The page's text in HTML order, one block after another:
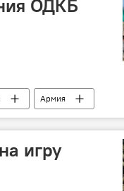
ОДКБ
Армия
игру